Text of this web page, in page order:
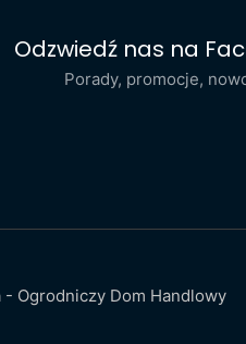
Odzwiedź nas na
Porady, promocje,
Ogrodniczy Dom Handlowy